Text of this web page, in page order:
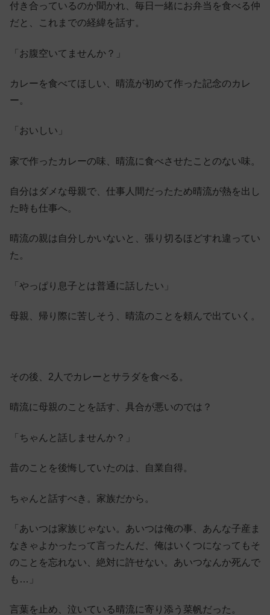
付き合っているのか聞かれ、毎日一緒にお弁当を食べる仲
だと、これまでの経緯を話す。
「お腹空いてませんか？」
カレーを食べてほしい、晴流が初めて作った記念のカレ
ー。
「おいしい」
家で作ったカレーの味、晴流に食べさせたことのない味。
自分はダメな母親で、仕事人間だったため晴流が熱を出し
た時も仕事へ。
晴流の親は自分しかいないと、張り切るほどすれ違ってい
た。
「やっぱり息子とは普通に話したい」
母親、帰り際に苦しそう、晴流のことを頼んで出ていく。
その後、2人でカレーとサラダを食べる。
晴流に母親のことを話す、具合が悪いのでは？
「ちゃんと話しませんか？」
昔のことを後悔していたのは、自業自得。
ちゃんと話すべき。家族だから。
「あいつは家族じゃない。あいつは俺の事、あんな子産ま
なきゃよかったって言ったんだ、俺はいくつになってもそ
のことを忘れない、絶対に許せない。あいつなんか死んで
も…」
言葉を止め、泣いている晴流に寄り添う菜帆だった。